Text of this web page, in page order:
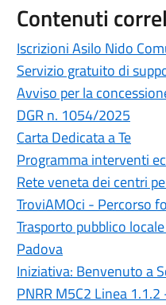
Contenuti
Iscrizioni Asilo Nido
Servizio gratuito di
Avviso per la
DGR n. 1054/2025
Carta Dedicata a Te
Programma interventi
Rete veneta dei centri
TroviAMOci - Percorso
Trasporto pubblico
Padova
Iniziativa: Benvenuto a
PNRR M5C2 Linea